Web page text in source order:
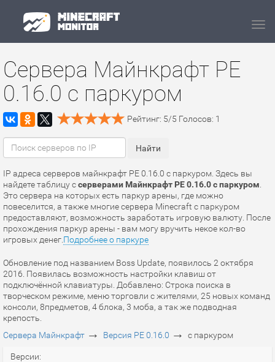
Сервера Майнкрафт PE
0.16.0 с паркуром
Рейтинг: 5/5 Голосов: 1
IP адреса серверов майнкрафт PE 0.16.0 с паркуром. Здесь вы
найдете таблицу ссерверами Майнкрафт PE 0.16.0 с паркуром
Это сервера на которых есть паркур арены, где можно
повеселится, а также многие сервера Minecraft с паркуром
предоставляют, возможность заработать игровую валюту. После
прохождения паркур арены - вам могу вручить некое кол-во
игровых денег. Подробнее о паркуре
Обновление под названием Boss Update, появилось 2 октября
2016. Появилась возможность настройки клавиш от
подключённой клавиатуры. Добавлено: Строка поиска в
творческом режиме, меню торговли с жителями, 25 новых команд
консоли, 8предметов, 4 блока, 3 моба, а так же подводная
крепость.
Сервера Майнкрафт → Версия PE 0.16.0 → с паркуром
Версии: